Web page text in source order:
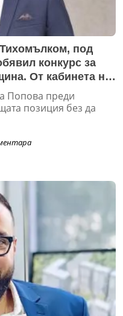
под
конкурс за
От кабинета на
София?
Попова преди
позиция без да